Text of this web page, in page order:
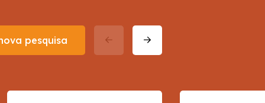
pesquisa